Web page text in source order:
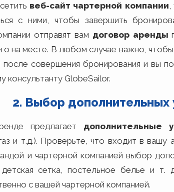
веб-сайт чартерной компании,
с ними, чтобы завершить
отправят вам договор аренды
на месте. В любом случае важно,
после совершения бронирования и вы
GlobeSailor.
2. Выбор дополнительных
предлагает дополнительные
и т.д.). Проверьте, что входит в
и чартерной компанией выбор
сетка, постельное белье и т.
с вашей чартерной компанией.